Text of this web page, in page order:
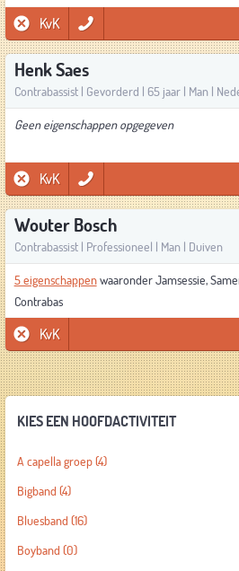
KvK
Henk Saes
Contrabassist | Gevorderd | 65 jaar | Man |
Geen eigenschappen opgegeven
KvK
Wouter Bosch
Contrabassist | Professioneel | Man | Duiven
5 eigenschappenwaaronder Jamsessie,
Contrabas
KvK
KIES EEN HOOFDACTIVITEIT
A capella groep(4)
Bigband (4)
Bluesband (16)
Boyband (0)